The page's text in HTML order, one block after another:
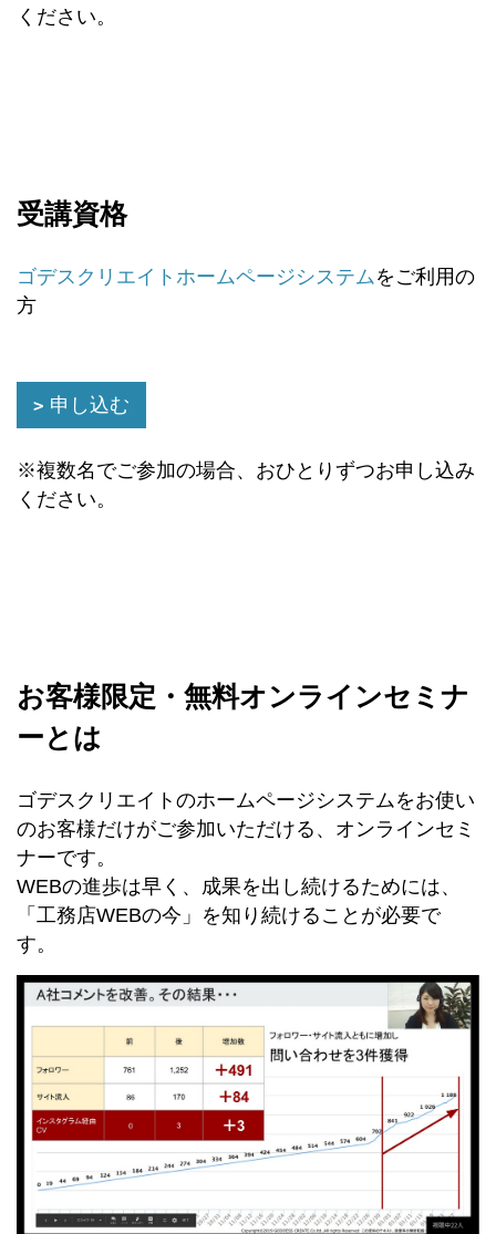
ください。
受講資格
ゴデスクリエイトホームページシステムをご利用の
方
申し込む
※複数名でご参加の場合、おひとりずつお申し込み
ください。
お客様限定・無料オンラインセミナ
ーとは
ゴデスクリエイトのホームページシステムをお使い
のお客様だけがご参加いただける、オンラインセミ
ナーです。
WEBの進歩は早く、成果を出し続けるためには、
「工務店WEBの今」を知り続けることが必要で
す。